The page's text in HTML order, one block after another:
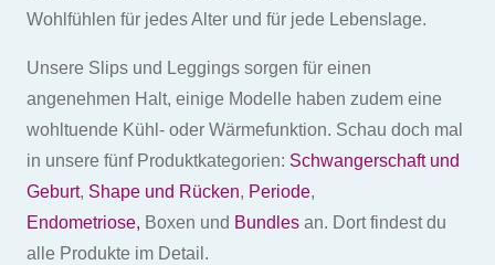
Die
können
auf
der
Produktseite
gewählt
werden
Wohlfühlen für jedes Alter und für jede Lebenslage.
Unsere Slips und Leggings sorgen für einen
angenehmen Halt, einige Modelle haben zudem eine
wohltuende Kühl- oder Wärmefunktion. Schau doch mal
in unsere fünf Produktkategorien: Schwangerschaft und
Geburt, Shape und Rücken, Periode,
Endometriose, Boxen und Bundles an. Dort findest du
alle Produkte im Detail.